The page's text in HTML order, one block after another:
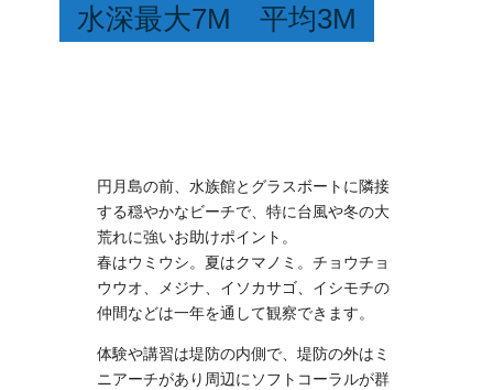
水深最大7M　平均3M
円月島の前、水族館とグラスボートに隣接
する穏やかなビーチで、特に台風や冬の大
荒れに強いお助けポイント。
春はウミウシ。夏はクマノミ。チョウチョ
ウウオ、メジナ、イソカサゴ、イシモチの
仲間などは一年を通して観察できます。
体験や講習は堤防の内側で、堤防の外はミ
ニアーチがあり周辺にソフトコーラルが群